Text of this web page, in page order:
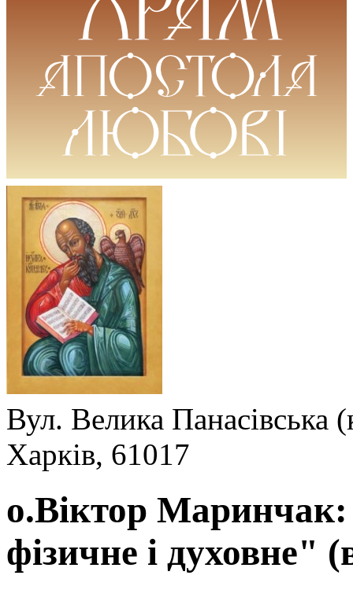
Вул. Велика Панасівська
Харків, 61017
о.Віктор
фізичне і духовне"